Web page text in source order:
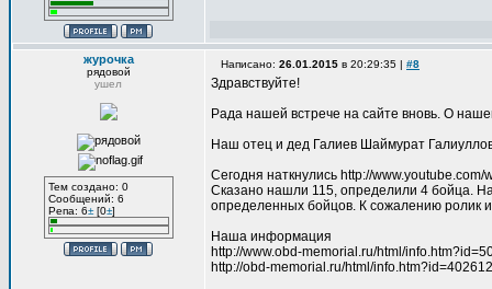
журочка
рядовой
ушел
Тем создано: 0
Сообщений: 6
Репа: 6±[0±]
Написано: 26.01.2015 в 20:29:35 | #8
Здравствуйте!
Рада нашей встрече на сайте вновь. О
Наш отец и дед Галиев Шаймурат
Сегодня наткнулись http://
Сказано нашли 115, определили 4 бойца.
определенных бойцов. К сожалению ролик
Наша информация
http://www.obd-memorial.ru/html/
http://obd-memorial.ru/html/